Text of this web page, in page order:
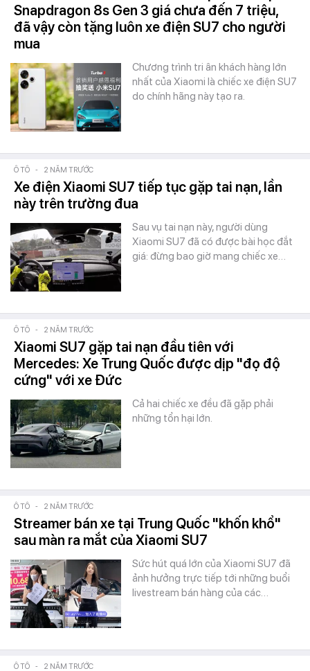
Snapdragon 8s Gen 3 giá chưa đến 7 triệu,
đã vậy còn tặng luôn xe điện SU7 cho người
mua
Chương trình tri ân khách hàng lớn
nhất của Xiaomi là chiếc xe điện SU7
do chính hãng này tạo ra.
Ô TÔ - 2 NĂM TRƯỚC
Xe điện Xiaomi SU7 tiếp tục gặp tai nạn, lần
này trên trường đua
Sau vụ tai nạn này, người dùng
Xiaomi SU7 đã có được bài học đắt
giá: đừng bao giờ mang chiếc xe…
Ô TÔ - 2 NĂM TRƯỚC
Xiaomi SU7 gặp tai nạn đầu tiên với
Mercedes: Xe Trung Quốc được dịp "đọ độ
cứng" với xe Đức
Cả hai chiếc xe đều đã gặp phải
những tổn hại lớn.
Ô TÔ - 2 NĂM TRƯỚC
Streamer bán xe tại Trung Quốc "khốn khổ"
sau màn ra mắt của Xiaomi SU7
Sức hút quá lớn của Xiaomi SU7 đã
ảnh hưởng trực tiếp tới những buổi
livestream bán hàng của các…
Ô TÔ - 2 NĂM TRƯỚC